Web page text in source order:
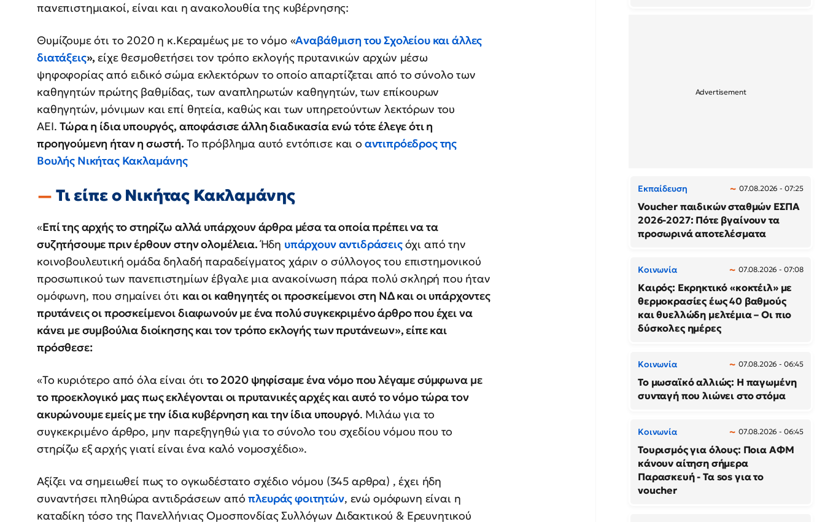
πανεπιστημιακοί, είναι και η ανακολουθία της κυβέρνησης:
Θυμίζουμε ότι το 2020 η κ.Κεραμέως με το νόμο «Αναβάθμιση του Σχολείου και άλλες
διατάξεις»,είχε θεσμοθετήσει τον τρόπο εκλογής πρυτανικών αρχών μέσω
ψηφοφορίας από ειδικό σώμα εκλεκτόρων το οποίο απαρτίζεται από το σύνολο των
καθηγητών πρώτης βαθμίδας, των αναπληρωτών καθηγητών, των επίκουρων
καθηγητών, μόνιμων και επί θητεία, καθώς και των υπηρετούντων λεκτόρων του
ΑΕΙ.Τώρα η ίδια υπουργός, αποφάσισε άλλη διαδικασία ενώ τότε έλεγε ότι η
προηγούμενη ήταν η σωστή. Το πρόβλημα αυτό εντόπισε και ο αντιπρόεδρος της
Βουλής Νικήτας Κακλαμάνης
Τι είπε ο Νικήτας Κακλαμάνης
«Επί της αρχής το στηρίζω αλλά υπάρχουν άρθρα μέσα τα οποία πρέπει να τα
συζητήσουμε πριν έρθουν στην ολομέλεια.Ήδη υπάρχουν αντιδράσειςόχι από την
κοινοβουλευτική ομάδα δηλαδή παραδείγματος χάριν ο σύλλογος του επιστημονικού
προσωπικού των πανεπιστημίων έβγαλε μια ανακοίνωση πάρα πολύ σκληρή που ήταν
ομόφωνη, που σημαίνει ότι και οι καθηγητές οι προσκείμενοι στη ΝΔ και οι υπάρχοντες
πρυτάνεις οι προσκείμενοι διαφωνούν με ένα πολύ συγκεκριμένο άρθρο που έχει να
κάνει με συμβούλια διοίκησης και τον τρόπο εκλογής των πρυτάνεων», είπε και
πρόσθεσε:
«Το κυριότερο από όλα είναι ότι το 2020 ψηφίσαμε ένα νόμο που λέγαμε σύμφωνα με
το προεκλογικό μας πως εκλέγονται οι πρυτανικές αρχές και αυτό το νόμο τώρα τον
ακυρώνουμε εμείς με την ίδια κυβέρνηση και την ίδια υπουργό. Μιλάω για το
συγκεκριμένο άρθρο, μην παρεξηγηθώ για το σύνολο του σχεδίου νόμου που το
στηρίζω εξ αρχής γιατί είναι ένα καλό νομοσχέδιο».
Αξίζει να σημειωθεί πως το ογκωδέστατο σχέδιο νόμου (345 αρθρα) , έχει ήδη
συναντήσει πληθώρα αντιδράσεων απόπλευράς φοιτητών, ενώ ομόφωνη είναι η
καταδίκη τόσο της Πανελλήνιας Ομοσπονδίας Συλλόγων Διδακτικού & Ερευνητικού
Εκπαίδευση 07.08.2026 - 07:25
Voucher παιδικών σταθμών ΕΣΠΑ
2026-2027: Πότε βγαίνουν τα
προσωρινά αποτελέσματα
Κοινωνία 07.08.2026 - 07:08
Καιρός: Εκρηκτικό «κοκτέιλ» με
θερμοκρασίες έως 40 βαθμούς
και θυελλώδη μελτέμια – Οι πιο
δύσκολες ημέρες
Κοινωνία 07.08.2026 - 06:45
Το μωσαϊκό αλλιώς: Η παγωμένη
συνταγή που λιώνει στο στόμα
Κοινωνία 07.08.2026 - 06:45
Τουρισμός για όλους: Ποια ΑΦΜ
κάνουν αίτηση σήμερα
Παρασκευή - Τα sos για το
voucher